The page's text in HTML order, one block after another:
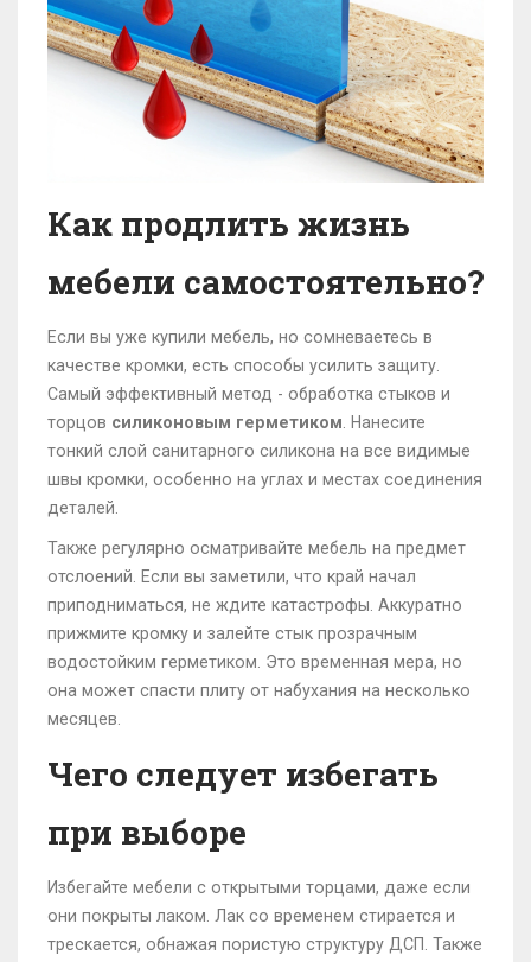
Как продлить жизнь
мебели самостоятельно?
Если вы уже купили мебель, но сомневаетесь в
качестве кромки, есть способы усилить защиту.
Самый эффективный метод - обработка стыков и
торцов силиконовым герметиком . Нанесите
тонкий слой санитарного силикона на все видимые
швы кромки, особенно на углах и местах соединения
деталей.
Также регулярно осматривайте мебель на предмет
отслоений. Если вы заметили, что край начал
приподниматься, не ждите катастрофы. Аккуратно
прижмите кромку и залейте стык прозрачным
водостойким герметиком. Это временная мера, но
она может спасти плиту от набухания на несколько
месяцев.
Чего следует избегать
при выборе
Избегайте мебели с открытыми торцами, даже если
они покрыты лаком. Лак со временем стирается и
трескается, обнажая пористую структуру ДСП. Также